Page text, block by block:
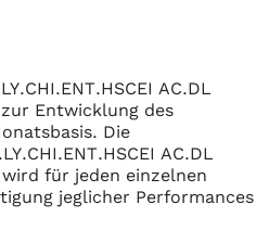
AC.DL
Entwicklung des
Die
AC.DL
wird für jeden einzelnen
jeglicher Performances